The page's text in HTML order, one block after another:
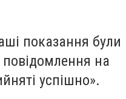
показання були
повідомлення на
успішно».